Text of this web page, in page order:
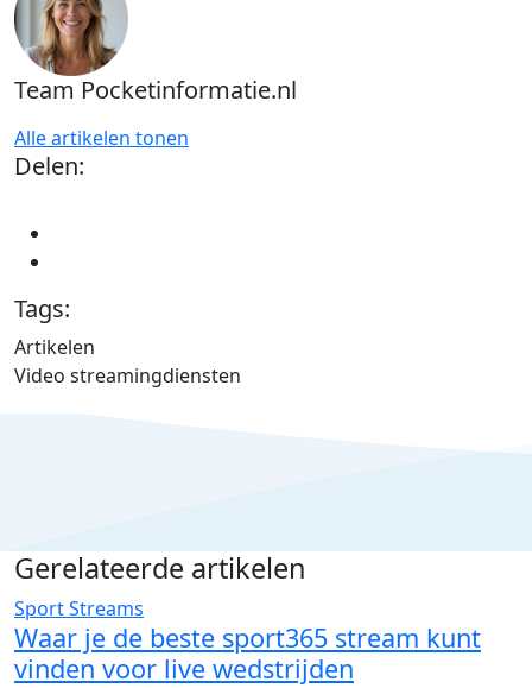
Team Pocketinformatie.nl
Alle artikelen tonen
Delen:
Tags:
Artikelen
Video streamingdiensten
Gerelateerde artikelen
Sport Streams
Waar je de beste sport365 stream kunt
vinden voor live wedstrijden